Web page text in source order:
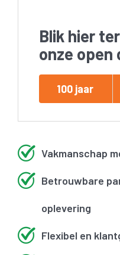
Blik hier
onze open
100 jaar
Vakmanschap
Betrouwbare
oplevering
Flexibel en